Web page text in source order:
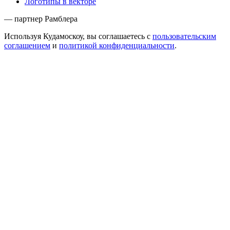
— партнер Рамблера
Используя Кудамоскоу, вы соглашаетесь с пользовательским
соглашением и политикой конфиденциальности.